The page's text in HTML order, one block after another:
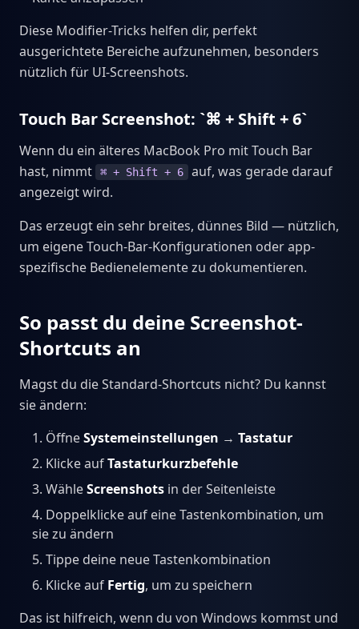
Diese Modifier-Tricks helfen dir, perfekt
ausgerichtete Bereiche aufzunehmen, besonders
nützlich für UI-Screenshots.
Touch Bar Screenshot: `⌘ + Shift + 6`
Wenn du ein älteres MacBook Pro mit Touch Bar
hast, nimmt
⌘ + Shift + 6
auf, was gerade darauf
angezeigt wird.
Das erzeugt ein sehr breites, dünnes Bild — nützlich,
um eigene Touch-Bar-Konfigurationen oder app-
spezifische Bedienelemente zu dokumentieren.
So passt du deine Screenshot-
Shortcuts an
Magst du die Standard-Shortcuts nicht? Du kannst
sie ändern:
ÖffneSystemeinstellungen → Tastatur
Klicke aufTastaturkurzbefehle
WähleScreenshots in der Seitenleiste
Doppelklicke auf eine Tastenkombination, um
sie zu ändern
Tippe deine neue Tastenkombination
Klicke auf Fertig, um zu speichern
Das ist hilfreich, wenn du von Windows kommst und